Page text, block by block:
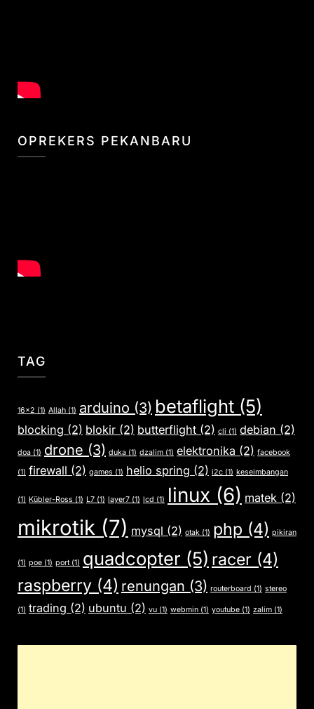
OPREKERS PEKANBARU
TAG
16x2 (1) Allah (1) arduino (3) betaflight (5)
blocking (2) blokir (2) butterflight (2) cli (1) debian (2)
doa (1) drone (3) duka (1) dzalim (1) elektronika (2) facebook
(1) firewall (2) games (1) helio spring (2) i2c (1) keseimbangan
(1) Kübler-Ross (1) L7 (1) layer7 (1) lcd (1) linux (6) matek (2)
mikrotik (7) mysql (2) otak (1) php (4) pikiran
(1) poe (1) port(1) quadcopter (5) racer (4)
raspberry (4) renungan (3) routerboard (1) stereo
(1) trading (2) ubuntu (2) vu (1) webmin (1) youtube (1) zalim (1)